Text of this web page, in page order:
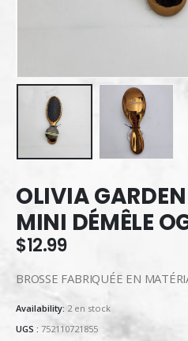
OLIVIA
MINI DÉMÊLE
$12.99
BROSSE FABRIQUÉE EN
Availability: 2 en stock
UGS : 752110721855